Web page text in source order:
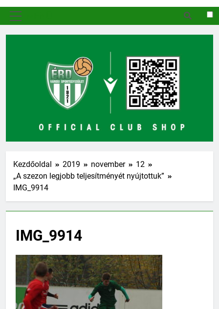
Kezdőoldal 2019 november
12
„A szezon legjobb teljesítményét nyújtottuk”
IMG_9914
IMG_9914